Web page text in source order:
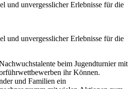
und unvergesslicher Erlebnisse für die
und unvergesslicher Erlebnisse für die
beim Jugendturnier mit
ihr Können.
und Familien ein